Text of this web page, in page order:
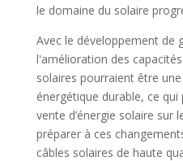
le domaine du solaire
Avec le développement de
l'amélioration des
solaires pourraient être
énergétique durable, ce
vente d’énergie solaire sur
préparer à ces
câbles solaires de haute